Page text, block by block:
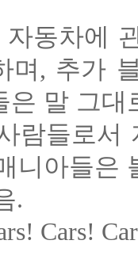
자동차에
며, 추가
은 말 그
람들로서
니아들은
.
Cars!